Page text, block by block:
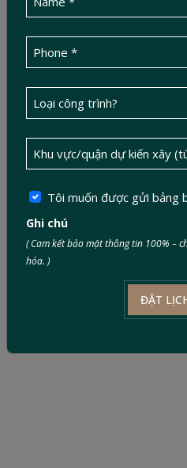
Tôi muốn được gửi bảng
Ghi chú
( Cam kết bảo mật thông tin 100% –
hóa. )
ĐẶT